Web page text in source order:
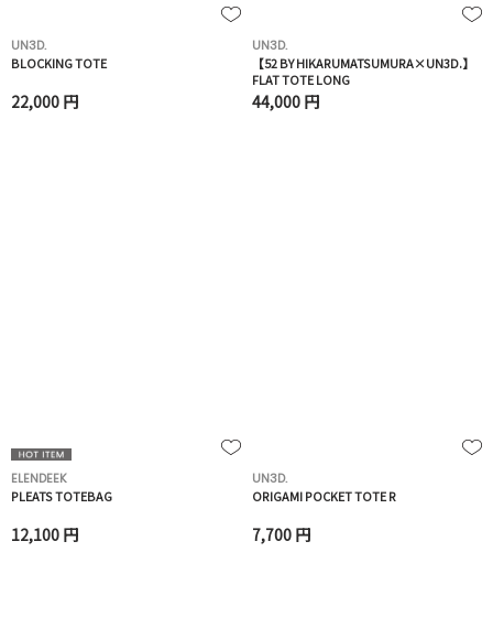
UN3D.
BLOCKING TOTE
22,000 円
UN3D.
【52 BY HIKARUMATSUMURA×UN3D.】
FLAT TOTE LONG
44,000 円
ELENDEEK
PLEATS TOTEBAG
12,100 円
UN3D.
ORIGAMI POCKET TOTE R
7,700 円